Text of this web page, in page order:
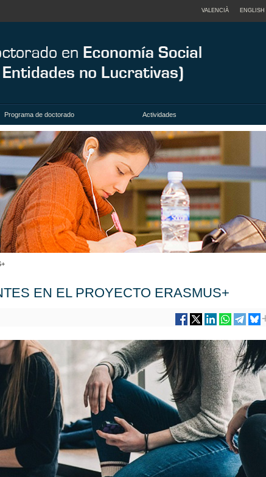
VALENCIÀ ENGLISH
Programa de doctorado Actividades
EN EL PROYECTO ERASMUS+